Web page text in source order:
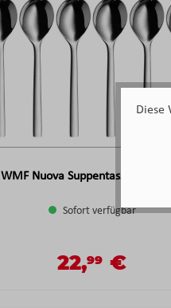
WMF Nuova Suppentassenlöffel-
Sofort verfügbar
Regulärer Preis:
Verkaufspreis:
22,99 €
Diese